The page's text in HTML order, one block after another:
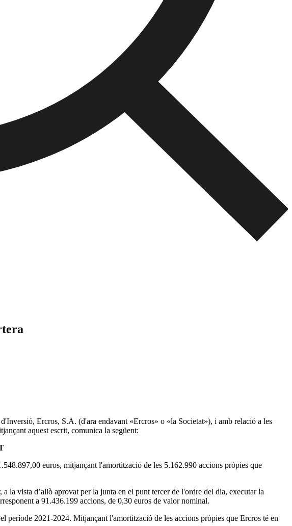
Ercros, S.A. (d'ara endavant «Ercros» o «la Societat»), i amb relació a les
aquest escrit, comunica la següent:
euros, mitjançant l'amortització de les 5.162.990 accions pròpies que
la vista d’allò aprovat per la junta en el punt tercer de l'ordre del dia, executar la
a 91.436.199 accions, de 0,30 euros de valor nominal.
període 2021-2024. Mitjançant l'amortització de les accions pròpies que Ercros té en